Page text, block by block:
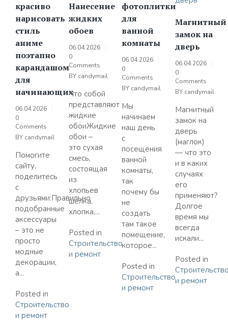
красиво
нарисовать
стиль
аниме
поэтапно
карандашом
для
начинающих
06.04.2026
0
Comments
BY candymail
Помогите
сайту,
поделитесь
с
друзьями:Правильно
подобранные
аксессуары
– это не
просто
модные
декорации,
а...
Posted in
Строительство
и ремонт
Нанесение
жидких
обоев
06.04.2026
0
Comments
BY candymail
Что собой
представляют
жидкие
обоиЖидкие
обои –
это сухая
смесь,
состоящая
из
хлопьев
шелка,
хлопка,...
Posted in
Строительство
и ремонт
фотоплитки
для
ванной
комнаты
06.04.2026
0
Comments
BY candymail
Мы
начинаем
наш день
с
посещения
ванной
комнаты,
так
почему бы
не
создать
там такое
помещение,
которое...
Posted in
Строительство
и ремонт
Магнитный
замок на
дверь
06.04.2026
0
Comments
BY candymail
Магнитный
замок на
дверь
(маглок)
— что это
и в каких
случаях
его
применяют?
Долгое
время мы
всегда
искали...
Posted in
и ремонт